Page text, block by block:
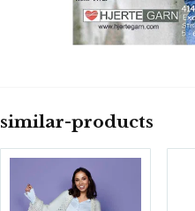
similar-products